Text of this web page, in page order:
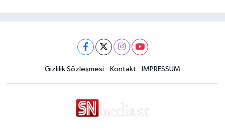
Gizlilik Sözleşmesi Kontakt IMPRESSUM